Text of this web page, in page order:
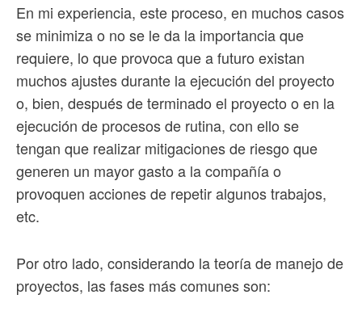
En mi experiencia, este proceso, en muchos casos
se minimiza o no se le da la importancia que
requiere, lo que provoca que a futuro existan
muchos ajustes durante la ejecución del proyecto
o, bien, después de terminado el proyecto o en la
ejecución de procesos de rutina, con ello se
tengan que realizar mitigaciones de riesgo que
generen un mayor gasto a la compañía o
provoquen acciones de repetir algunos trabajos,
etc.
Por otro lado, considerando la teoría de manejo de
proyectos, las fases más comunes son: